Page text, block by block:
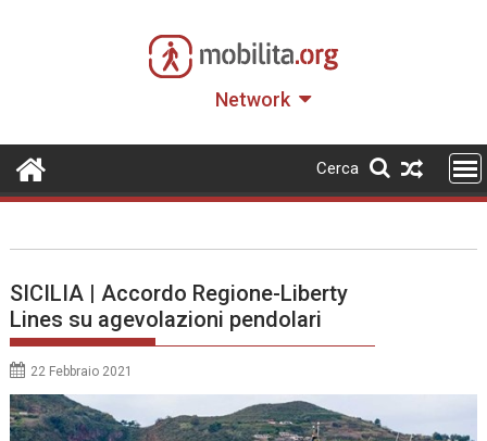
Network
Cerca
SICILIA | Accordo Regione-Liberty
Lines su agevolazioni pendolari
22 Febbraio 2021